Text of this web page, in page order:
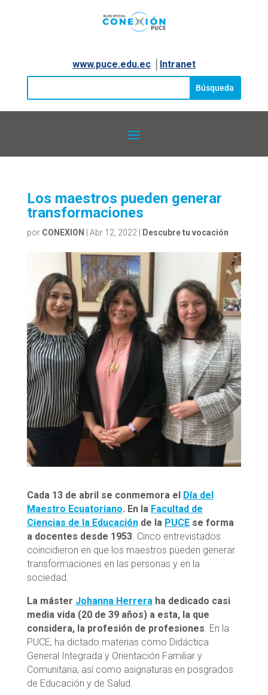
www.puce.edu.ec│ Intranet
Los maestros pueden generar
transformaciones
por CONEXION Abr 12, 2022| Descubre tu vocación
Cada 13 de abril se conmemora el Día del
Maestro Ecuatoriano. En la Facultad de
Ciencias de la Educaciónde la PUCEse forma
a docentes desde 1953. Cinco entrevistados
coincidieron en que los maestros pueden generar
transformaciones en las personas y en la
sociedad.
La máster Johanna Herrera ha dedicado casi
media vida (20 de 39 años) a esta, la que
considera, la profesión de profesiones . En la
PUCE, ha dictado materias como Didáctica
General Integrada y Orientación Familiar y
Comunitaria, así como asignaturas en posgrados
de Educación y de Salud.